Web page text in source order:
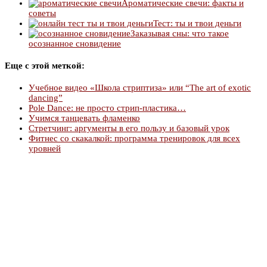
Ароматические свечи: факты и
советы
Тест: ты и твои деньги
Заказывая сны: что такое
осознанное сновидение
Еще с этой меткой:
Учебное видео «Школа стриптиза» или “The art of exotic
dancing”
Pole Dance: не просто стрип-пластика…
Учимся танцевать фламенко
Стретчинг: аргументы в его пользу и базовый урок
Фитнес со скакалкой: программа тренировок для всех
уровней